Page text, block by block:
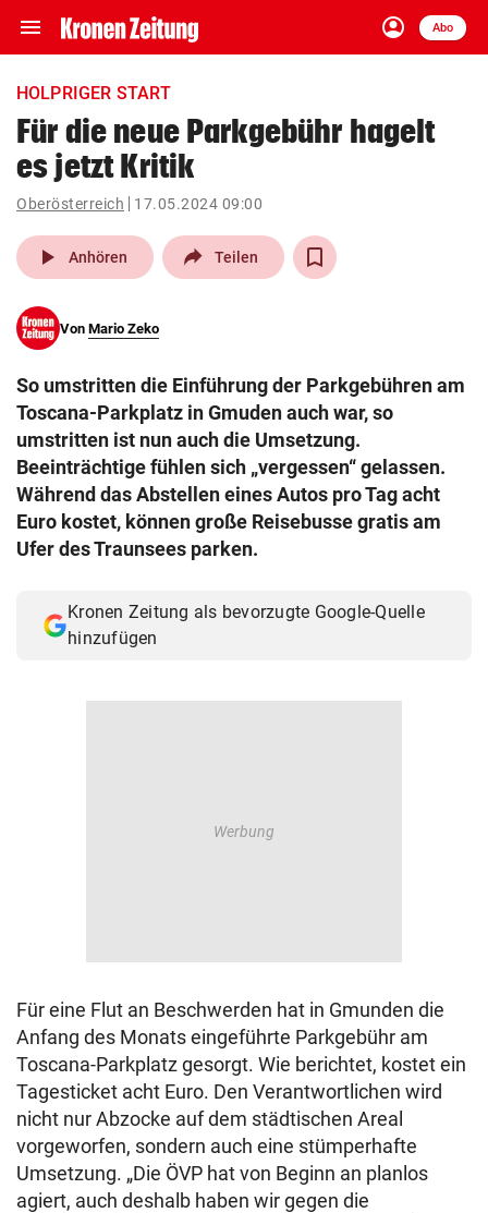
menu Navigation
ein-/ausklappen
account_circle
Anmelden
Abo
close Schließen
account_circle Anmelden
pin_drop
Wien arrow_right
search
eingeben
Muthgasse 2, 1190 Wien
HOLPRIGER START
Für die neue Parkgebühr hagelt
es jetzt Kritik
Oberösterreich 17.05.2024 09:00
play_arrow Anhören Teilen
Von Mario Zeko
So umstritten die Einführung der Parkgebühren am
Toscana-Parkplatz in Gmuden auch war, so
umstritten ist nun auch die Umsetzung.
Beeinträchtige fühlen sich „vergessen“ gelassen.
Während das Abstellen eines Autos pro Tag acht
Euro kostet, können große Reisebusse gratis am
Ufer des Traunsees parken.
Kronen Zeitung als bevorzugte Google-Quelle
hinzufügen
Für eine Flut an Beschwerden hat in Gmunden die
Anfang des Monats eingeführte Parkgebühr am
Toscana-Parkplatz gesorgt. Wie berichtet, kostet ein
Tagesticket acht Euro. Den Verantwortlichen wird
nicht nur Abzocke auf dem städtischen Areal
vorgeworfen, sondern auch eine stümperhafte
Umsetzung. „Die ÖVP hat von Beginn an planlos
agiert, auch deshalb haben wir gegen die